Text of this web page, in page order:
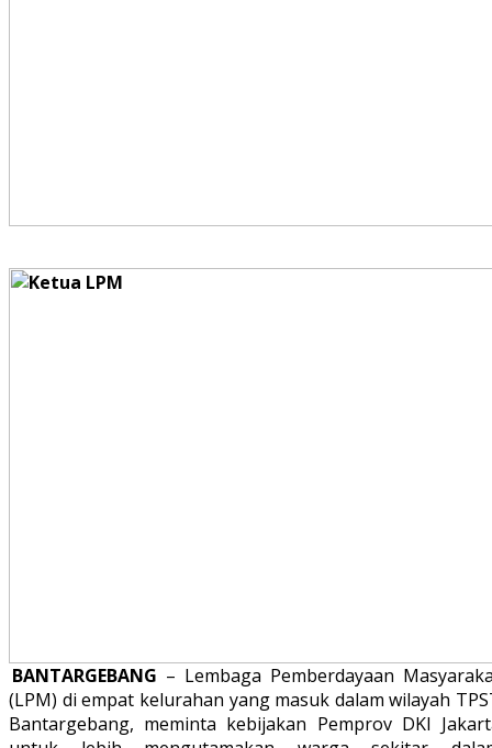
BANTARGEBANG – Lembaga Pemberdayaan
(LPM) di empat kelurahan yang masuk dalam wilayah
Bantargebang, meminta kebijakan Pemprov DKI